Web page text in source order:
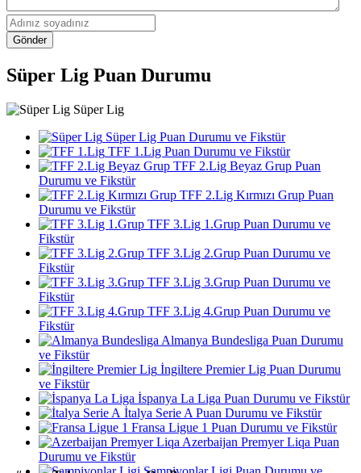
Gönder
Süper Lig Puan Durumu
Süper Lig
Süper Lig Puan Durumu ve Fikstür
TFF 1.Lig Puan Durumu ve Fikstür
TFF 2.Lig Beyaz Grup Puan
Durumu ve Fikstür
TFF 2.Lig Kırmızı Grup Puan
Durumu ve Fikstür
TFF 3.Lig 1.Grup Puan Durumu ve
Fikstür
TFF 3.Lig 2.Grup Puan Durumu ve
Fikstür
TFF 3.Lig 3.Grup Puan Durumu ve
Fikstür
TFF 3.Lig 4.Grup Puan Durumu ve
Fikstür
Almanya Bundesliga Puan Durumu
ve Fikstür
İngiltere Premier Lig Puan Durumu
ve Fikstür
İspanya La Liga Puan Durumu ve Fikstür
İtalya Serie A Puan Durumu ve Fikstür
Fransa Ligue 1 Puan Durumu ve Fikstür
Azerbaijan Premyer Liqa Puan
Durumu ve Fikstür